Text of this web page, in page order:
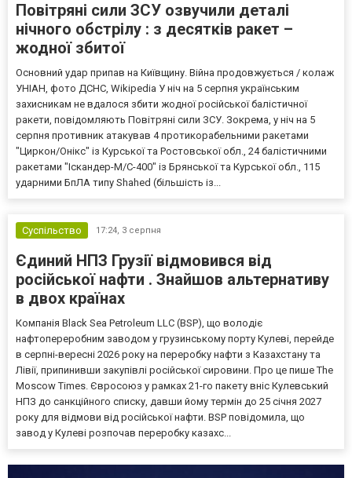
Повітряні сили ЗСУ озвучили деталі
нічного обстрілу : з десятків ракет –
жодної збитої
Основний удар припав на Київщину. Війна продовжується / колаж
УНІАН, фото ДСНС, Wikipedia У ніч на 5 серпня українським
захисникам не вдалося збити жодної російської балістичної
ракети, повідомляють Повітряні сили ЗСУ. Зокрема, у ніч на 5
серпня противник атакував 4 протикорабельними ракетами
"Циркон/Онікс" із Курської та Ростовської обл., 24 балістичними
ракетами "Іскандер-М/С-400" із Брянської та Курської обл., 115
ударними БпЛА типу Shahed (більшість із...
Суспільство 17:24, 3 серпня
Єдиний НПЗ Грузії відмовився від
російської нафти . Знайшов альтернативу
в двох країнах
Компанія Black Sea Petroleum LLC (BSP), що володіє
нафтопереробним заводом у грузинському порту Кулеві, перейде
в серпні-вересні 2026 року на переробку нафти з Казахстану та
Лівії, припинивши закупівлі російської сировини. Про це пише The
Moscow Times. Євросоюз у рамках 21-го пакету вніс Кулевський
НПЗ до санкційного списку, давши йому термін до 25 січня 2027
року для відмови від російської нафти. BSP повідомила, що
завод у Кулеві розпочав переробку казахс...